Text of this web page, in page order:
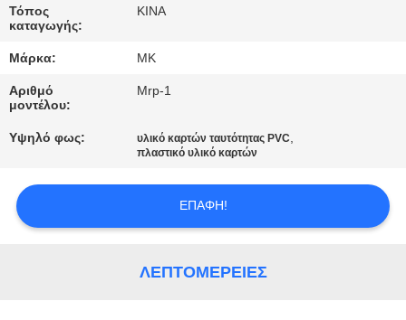
ΈΛΕΓΧΟΣ
ΠΟΙΌΤΗΤΑΣ
ΕΠΙΚΟΙΝΩΝΉΣΤΕ
ΜΑΖΊ
ΕΙΔΉΣΕΙΣ
Τόπος
καταγωγής:
ΚΙΝΑ
Μάρκα: MK
Αριθμό
μοντέλου:
Mrp-1
Υψηλό φως: υλικό καρτών ταυτότητας PVC,
πλαστικό υλικό καρτών
ΕΠΑΦΉ!
ΛΕΠΤΟΜΈΡΕΙΕΣ